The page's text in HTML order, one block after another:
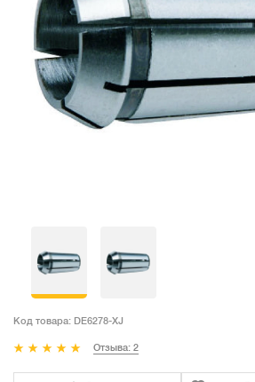
Код товара: DE6278-XJ
Отзыва: 2